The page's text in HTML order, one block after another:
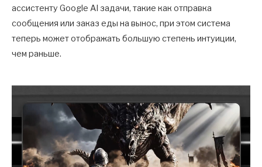
ассистенту Google AI задачи, такие как отправка
сообщения или заказ еды на вынос, при этом система
теперь может отображать большую степень интуиции,
чем раньше.